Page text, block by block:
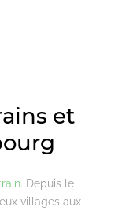
et
. Depuis le
villages aux